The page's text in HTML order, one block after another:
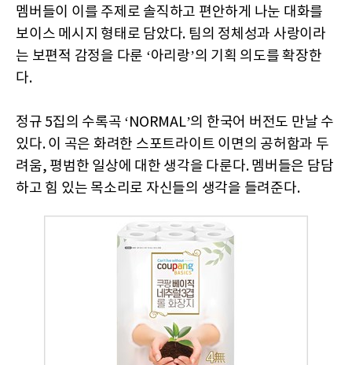
멤버들이 이를 주제로 솔직하고 편안하게 나눈 대화를
보이스 메시지 형태로 담았다. 팀의 정체성과 사랑이라
는 보편적 감정을 다룬 ‘아리랑’의 기획 의도를 확장한
다.
정규 5집의 수록곡 ‘NORMAL’의 한국어 버전도 만날 수
있다. 이 곡은 화려한 스포트라이트 이면의 공허함과 두
려움, 평범한 일상에 대한 생각을 다룬다. 멤버들은 담담
하고 힘 있는 목소리로 자신들의 생각을 들려준다.